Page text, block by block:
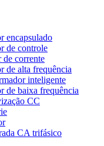
encapsulado
de controle
de corrente
de alta frequência
inteligente
de baixa frequência
CC
CA trifásico